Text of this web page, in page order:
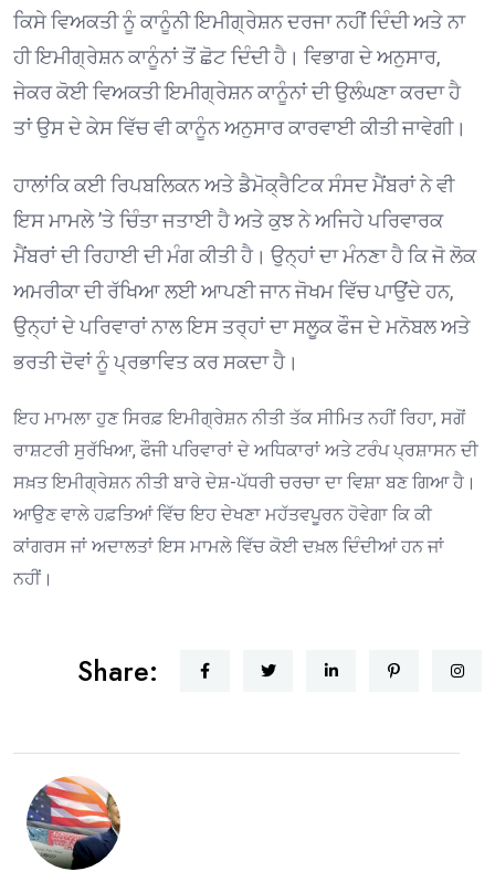
ਕਿਸੇ ਵਿਅਕਤੀ ਨੂੰ ਕਾਨੂੰਨੀ ਇਮੀਗ੍ਰੇਸ਼ਨ ਦਰਜਾ ਨਹੀਂ ਦਿੰਦੀ ਅਤੇ ਨਾ
ਹੀ ਇਮੀਗ੍ਰੇਸ਼ਨ ਕਾਨੂੰਨਾਂ ਤੋਂ ਛੋਟ ਦਿੰਦੀ ਹੈ। ਵਿਭਾਗ ਦੇ ਅਨੁਸਾਰ,
ਜੇਕਰ ਕੋਈ ਵਿਅਕਤੀ ਇਮੀਗ੍ਰੇਸ਼ਨ ਕਾਨੂੰਨਾਂ ਦੀ ਉਲੰਘਣਾ ਕਰਦਾ ਹੈ
ਤਾਂ ਉਸ ਦੇ ਕੇਸ ਵਿੱਚ ਵੀ ਕਾਨੂੰਨ ਅਨੁਸਾਰ ਕਾਰਵਾਈ ਕੀਤੀ ਜਾਵੇਗੀ। ⁠
ਹਾਲਾਂਕਿ ਕਈ ਰਿਪਬਲਿਕਨ ਅਤੇ ਡੈਮੋਕ੍ਰੈਟਿਕ ਸੰਸਦ ਮੈਂਬਰਾਂ ਨੇ ਵੀ
ਇਸ ਮਾਮਲੇ ’ਤੇ ਚਿੰਤਾ ਜਤਾਈ ਹੈ ਅਤੇ ਕੁਝ ਨੇ ਅਜਿਹੇ ਪਰਿਵਾਰਕ
ਮੈਂਬਰਾਂ ਦੀ ਰਿਹਾਈ ਦੀ ਮੰਗ ਕੀਤੀ ਹੈ। ਉਨ੍ਹਾਂ ਦਾ ਮੰਨਣਾ ਹੈ ਕਿ ਜੋ ਲੋਕ
ਅਮਰੀਕਾ ਦੀ ਰੱਖਿਆ ਲਈ ਆਪਣੀ ਜਾਨ ਜੋਖਮ ਵਿੱਚ ਪਾਉਂਦੇ ਹਨ,
ਉਨ੍ਹਾਂ ਦੇ ਪਰਿਵਾਰਾਂ ਨਾਲ ਇਸ ਤਰ੍ਹਾਂ ਦਾ ਸਲੂਕ ਫੌਜ ਦੇ ਮਨੋਬਲ ਅਤੇ
ਭਰਤੀ ਦੋਵਾਂ ਨੂੰ ਪ੍ਰਭਾਵਿਤ ਕਰ ਸਕਦਾ ਹੈ। ⁠
ਇਹ ਮਾਮਲਾ ਹੁਣ ਸਿਰਫ਼ ਇਮੀਗ੍ਰੇਸ਼ਨ ਨੀਤੀ ਤੱਕ ਸੀਮਿਤ ਨਹੀਂ ਰਿਹਾ, ਸਗੋਂ
ਰਾਸ਼ਟਰੀ ਸੁਰੱਖਿਆ, ਫੌਜੀ ਪਰਿਵਾਰਾਂ ਦੇ ਅਧਿਕਾਰਾਂ ਅਤੇ ਟਰੰਪ ਪ੍ਰਸ਼ਾਸਨ ਦੀ
ਸਖ਼ਤ ਇਮੀਗ੍ਰੇਸ਼ਨ ਨੀਤੀ ਬਾਰੇ ਦੇਸ਼-ਪੱਧਰੀ ਚਰਚਾ ਦਾ ਵਿਸ਼ਾ ਬਣ ਗਿਆ ਹੈ।
ਆਉਣ ਵਾਲੇ ਹਫ਼ਤਿਆਂ ਵਿੱਚ ਇਹ ਦੇਖਣਾ ਮਹੱਤਵਪੂਰਨ ਹੋਵੇਗਾ ਕਿ ਕੀ
ਕਾਂਗਰਸ ਜਾਂ ਅਦਾਲਤਾਂ ਇਸ ਮਾਮਲੇ ਵਿੱਚ ਕੋਈ ਦਖ਼ਲ ਦਿੰਦੀਆਂ ਹਨ ਜਾਂ
ਨਹੀਂ।
Share: